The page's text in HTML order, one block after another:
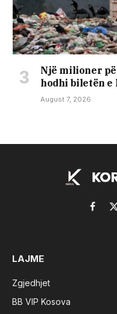
Një milioner
hodhi biletën
August 7, 2026
LAJME
Zgjedhjet
BB VIP Kosova